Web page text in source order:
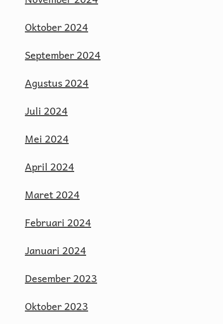
Oktober 2024
September 2024
Agustus 2024
Juli 2024
Mei 2024
April 2024
Maret 2024
Februari 2024
Januari 2024
Desember 2023
Oktober 2023